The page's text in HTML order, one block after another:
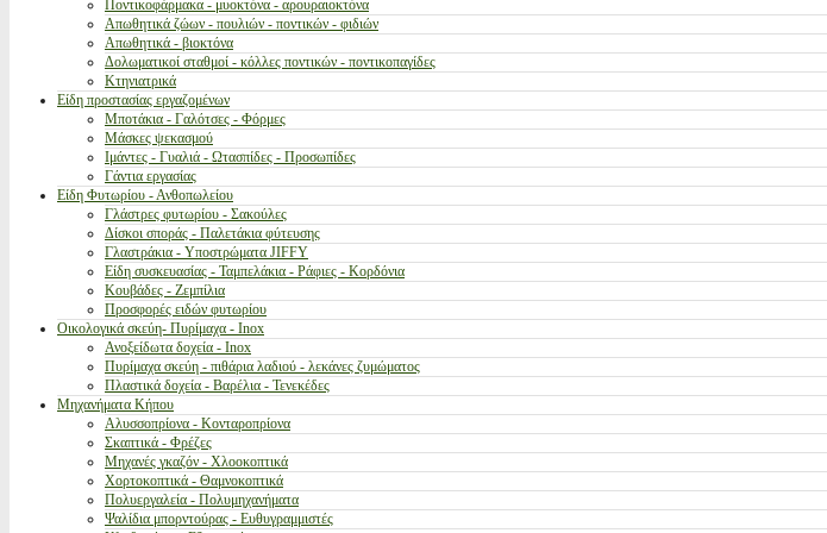
Ποντικοφάρμακα - μυοκτόνα - αρουραιοκτόνα
Απωθητικά ζώων - πουλιών - ποντικών - φιδιών
Απωθητικά - βιοκτόνα
Δολωματικοί σταθμοί - κόλλες ποντικών - ποντικοπαγίδες
Κτηνιατρικά
Είδη προστασίας εργαζομένων
Μποτάκια - Γαλότσες - Φόρμες
Μάσκες ψεκασμού
Ιμάντες - Γυαλιά - Ωτασπίδες - Προσωπίδες
Γάντια εργασίας
Είδη Φυτωρίου - Ανθοπωλείου
Γλάστρες φυτωρίου - Σακούλες
Δίσκοι σποράς - Παλετάκια φύτευσης
Γλαστράκια - Υποστρώματα JIFFY
Είδη συσκευασίας - Ταμπελάκια - Ράφιες - Κορδόνια
Κουβάδες - Ζεμπίλια
Προσφορές ειδών φυτωρίου
Οικολογικά σκεύη- Πυρίμαχα - Inox
Ανοξείδωτα δοχεία - Inox
Πυρίμαχα σκεύη - πιθάρια λαδιού - λεκάνες ζυμώματος
Πλαστικά δοχεία - Βαρέλια - Τενεκέδες
Μηχανήματα Κήπου
Αλυσσοπρίονα - Κονταροπρίονα
Σκαπτικά - Φρέζες
Μηχανές γκαζόν - Χλοοκοπτικά
Χορτοκοπτικά - Θαμνοκοπτικά
Πολυεργαλεία - Πολυμηχανήματα
Ψαλίδια μπορντούρας - Ευθυγραμμιστές